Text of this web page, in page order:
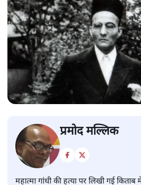
प्रमोद मल्लिक
महात्मा गांधी की हत्या पर लिखी गई किताब